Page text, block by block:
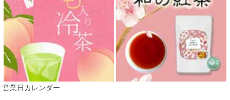
営業日カレンダー